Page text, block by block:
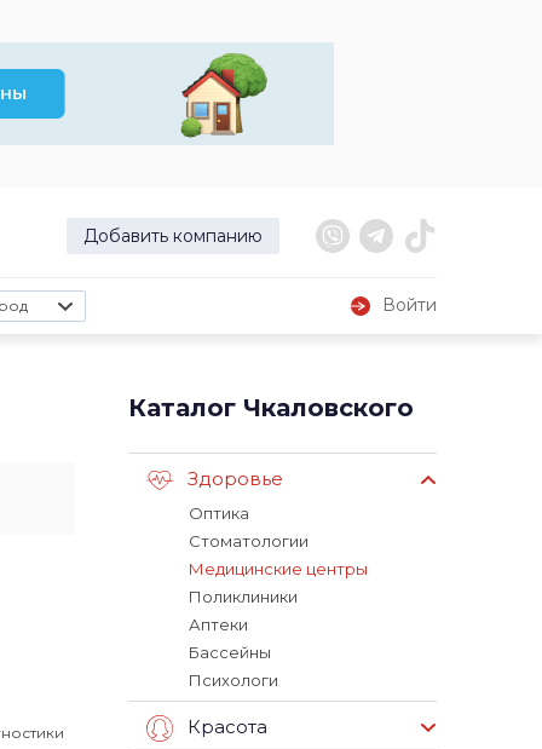
Добавить компанию
Войти
Каталог Чкаловского
Здоровье
Оптика
Стоматологии
Медицинские центры
Поликлиники
Аптеки
Бассейны
Психологи
Красота